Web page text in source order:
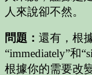
人來說卻不然。
問題： 還有，根
“immediately”和
根據你的需要改